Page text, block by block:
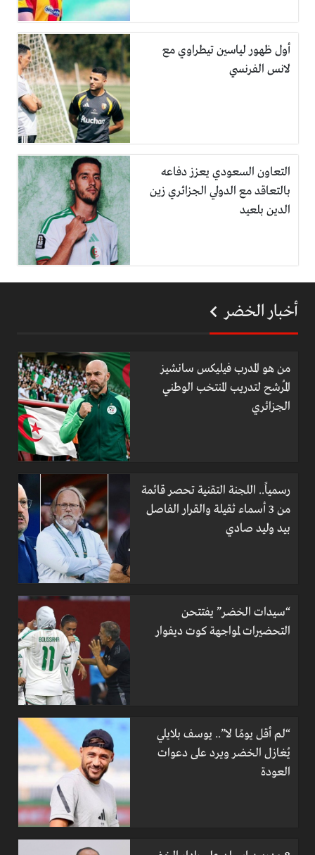
أول ظهور لياسين تيطراوي مع
لانس الفرنسي
التعاون السعودي يعزز دفاعه
بالتعاقد مع الدولي الجزائري زين
الدين بلعيد
أخبار الخضر
من هو المدرب فيليكس سانشيز
المُرشح لتدريب المنتخب الوطني
الجزائري
رسمياً.. اللجنة التقنية تحصر قائمة
من 3 أسماء ثقيلة والقرار الفاصل
بيد وليد صادي
“سيدات الخضر” يفتتحن
التحضيرات لمواجهة كوت ديفوار
“لم أقل يومًا لا”.. يوسف بلايلي
يُغازل الخضر ويرد على دعوات
العودة